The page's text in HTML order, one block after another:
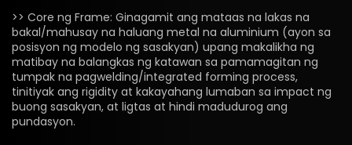
>> Core ng Frame: Ginagamit ang mataas na lakas na
bakal/mahusay na haluang metal na aluminium (ayon sa
posisyon ng modelo ng sasakyan) upang makalikha ng
matibay na balangkas ng katawan sa pamamagitan ng
tumpak na pagwelding/integrated forming process,
tinitiyak ang rigidity at kakayahang lumaban sa impact ng
buong sasakyan, at ligtas at hindi madudurog ang
pundasyon.